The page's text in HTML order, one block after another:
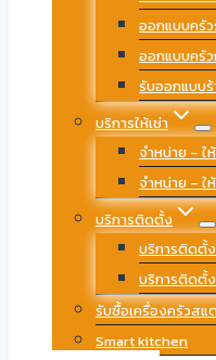
ออกแบบครัว
ออกแบบครั
รับออกแบบร้
บริการให้เช่า
จำหน่าย – ใ
จำหน่าย – ใ
บริการติดตั้ง
บริการติดตั้
บริการติดตั้
รับซื้อเครื่องครัวส
Smart kitchen